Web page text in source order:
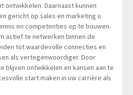
ontwikkelen. Daarnaast kunnen
gericht op sales en marketing u
en competenties op te bouwen.
actief te netwerken binnen de
tot waardevolle connecties en
als vertegenwoordiger. Door
blijven ontwikkelen en kansen aan te
start maken in uw carrière als